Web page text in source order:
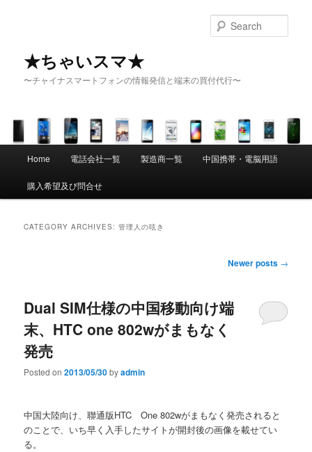
★ちゃいスマ★
〜チャイナスマートフォンの情報発信と端末の買付代行〜
Skip to primary content
Skip to secondary content
Home 電話会社一覧 製造商一覧 中国携帯・電脳用語
購入希望及び問合せ
CATEGORY ARCHIVES:管理人の呟き
Newer posts →
Dual SIM仕様の中国移動向け端
末、HTC one 802wがまもなく
発売
Posted on2013/05/30byadmin
中国大陸向け、聯通版HTC One 802wがまもなく発売されると
のことで、いち早く入手したサイトが開封後の画像を載せてい
る。